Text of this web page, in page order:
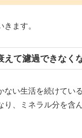
ます。
えて濾過できなく
ない生活を続けてい
り、ミネラル分を含